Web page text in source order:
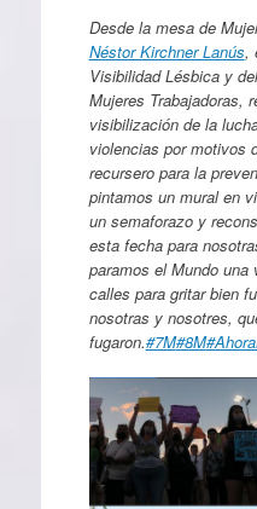
Desde la mesa de
Néstor Kirchner Lanús,
Visibilidad Lésbica y
Mujeres Trabajadoras,
visibilización de la
violencias por motivos
recursero para la
pintamos un mural en
un semaforazo y
esta fecha para
paramos el Mundo
calles para gritar bien
nosotras y nosotres,
fugaron.#7M#8M